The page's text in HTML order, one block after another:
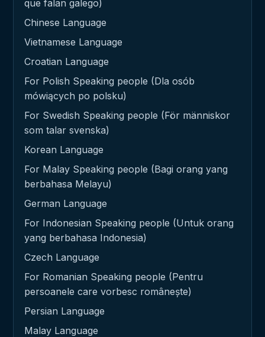
que falan galego)
Chinese Language
Vietnamese Language
Croatian Language
For Polish Speaking people (Dla osób
mówiących po polsku)
For Swedish Speaking people (För människor
som talar svenska)
Korean Language
For Malay Speaking people (Bagi orang yang
berbahasa Melayu)
German Language
For Indonesian Speaking people (Untuk orang
yang berbahasa Indonesia)
Czech Language
For Romanian Speaking people (Pentru
persoanele care vorbesc românește)
Persian Language
Malay Language